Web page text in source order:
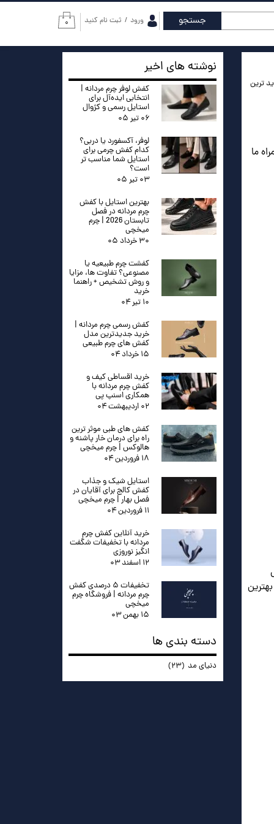
۰ ورود / ثبت نام کنید
سفارشات
خروج از حساب
کاربری
جستجو
ترین
ما
تا بهترین
نوشته های اخیر
کفش لوفر چرم مردانه |
انتخابی ایده‌آل برای
استایل رسمی و کژوال
۰۶ تیر ۰۵
لوفر، آکسفورد یا دربی؟
کدام کفش چرمی برای
استایل شما مناسب تر
است؟
۰۳ تیر ۰۵
بهترین استایل با کفش
چرم مردانه در فصل
تابستان 2026 | چرم
میخچی
۳۰ خرداد ۰۵
کفشت چرم طبیعیه یا
مصنوعی؟ تفاوت ها، مزایا
و روش تشخیص + راهنما
خرید
۱۰ تیر ۰۴
کفش رسمی چرم مردانه |
خرید جدیدترین مدل
کفش های چرم طبیعی
۱۵ خرداد ۰۴
خرید اقساطی کیف و
کفش چرم مردانه با
همکاری اسنپ پی
۰۲ اردیبهشت ۰۴
کفش های طبی موثر ترین
راه برای درمان خار پاشنه و
هالوکس | چرم میخچی
۱۸ فروردین ۰۴
استایل شیک و جذاب
کفش کالج برای آقایان در
فصل بهار | چرم میخچی
۱۱ فروردین ۰۴
خرید آنلاین کفش چرم
مردانه با تخفیفات شگفت
انگیز نوروزی
۱۲ اسفند ۰۳
تخفیفات ۵ درصدی کفش
چرم مردانه | فروشگاه چرم
میخچی
۱۵ بهمن ۰۳
دسته بندی ها
دنیای مد (۲۳)